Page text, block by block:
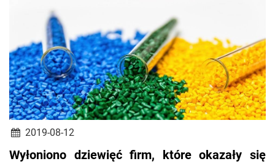
2019-08-12
Wyłoniono dziewięć firm, które okazały się